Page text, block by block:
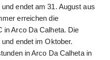
endet am 31. August aus
erreichen die
in Arco Da Calheta. Die
endet im Oktober.
in Arco Da Calheta in